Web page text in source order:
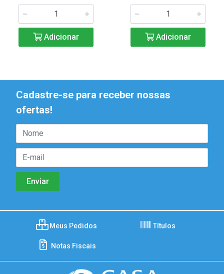
Adicionar Adicionar
Cadastre-se para receber nossas
ofertas!
Meus Pedidos Títulos
Notas Fiscais